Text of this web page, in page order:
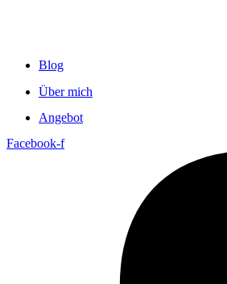
Blog
Über mich
Angebot
Facebook-f